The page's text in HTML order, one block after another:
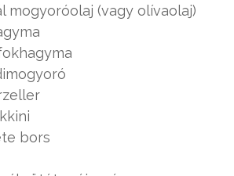
mogyoróolaj (vagy olívaolaj)
bors